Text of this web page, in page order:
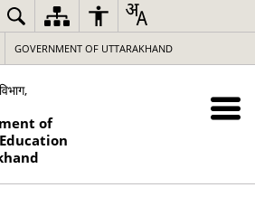
GOVERNMENT OF UTTARAKHAND
of